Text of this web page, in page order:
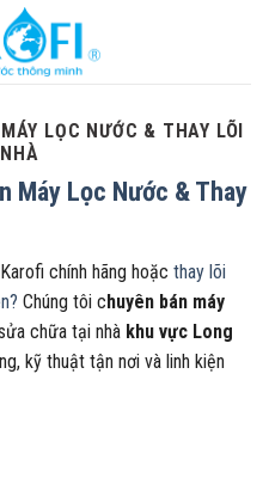
LỌC NƯỚC & THAY LÕI
Máy Lọc Nước & Thay
chính hãng hoặc thay lõi
Chúng tôi c huyên bán máy
chữa tại nhà khu vực Long
kỹ thuật tận nơi và linh kiện